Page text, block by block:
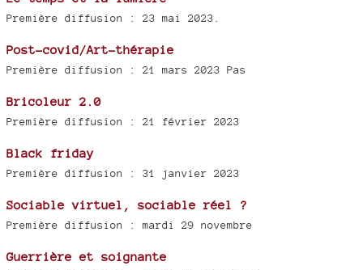
Première diffusion : 23 mai 2023.
Post-covid/Art-thérapie
Première diffusion : 21 mars 2023 Pas
Bricoleur 2.0
Première diffusion : 21 février 2023
Black friday
Première diffusion : 31 janvier 2023
Sociable virtuel, sociable réel ?
Première diffusion : mardi 29 novembre
Guerrière et soignante